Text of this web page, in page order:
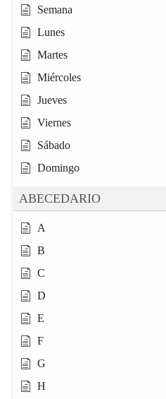
Semana
Lunes
Martes
Miércoles
Jueves
Viernes
Sábado
Domingo
ABECEDARIO
A
B
C
D
E
F
G
H